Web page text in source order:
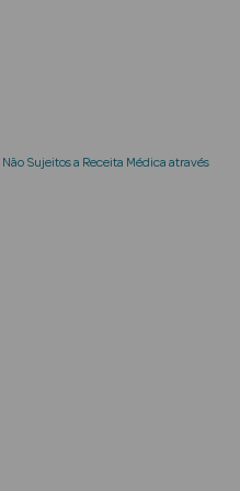
Sujeitos a Receita Médica através